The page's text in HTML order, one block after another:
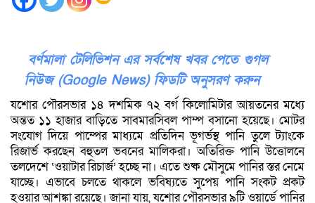
বর্ণমালা টেলিভিশন এর সর্বশেষ খবর পেতে গুগল
নিউজ (Google News) ফিডটি অনুসরণ করুন
যশোর পৌরসভার ১৪ দশমিক ৭২ বর্গ কিলোমিটার আয়তনের মধ্যে
অন্তত ১১ হাজার বাড়িতে সাবমারসিবল পাম্প বসানো হয়েছে। মোটর
সংযোগ দিয়ে পাম্পের মাধ্যমে প্রতিদিন ভূগর্ভস্থ পানি তুলে ট্যাংকে
রিজার্ভ করছেন বহুতল ভবনের মালিকরা। অতিরিক্ত পানি উত্তোলনে
তলদেশে ‘ওয়াটার রিচার্জ’ হচ্ছে না। এতে শুষ্ক মৌসুমে পানির স্তর নেমে
যাচ্ছে। এভাবে চলতে থাকলে ভবিষ্যতে সুপেয় পানি সংকট প্রকট
হওয়ার আশঙ্কা রয়েছে। জানা যায়, যশোর পৌরসভার ৯টি ওয়ার্ডে পানির